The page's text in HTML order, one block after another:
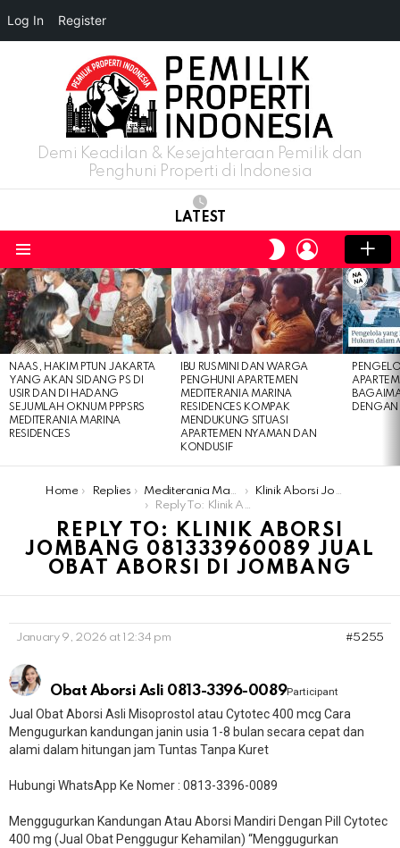
Demi Keadilan & Kesejahteraan Pemilik dan
Penghuni Properti di Indonesia
LATEST
SWITCH
SKIN
LOGIN
LATEST
STORIES
NAAS, HAKIM PTUN JAKARTA
YANG AKAN SIDANG PS DI
USIR DAN DI HADANG
SEJUMLAH OKNUM PPPSRS
MEDITERANIA MARINA
RESIDENCES
IBU RUSMINI DAN WARGA
PENGHUNI APARTEMEN
MEDITERANIA MARINA
RESIDENCES KOMPAK
MENDUKUNG SITUASI
APARTEMEN NYAMAN DAN
KONDUSIF
DENGAN
You are here:
Home Replies Mediterania Marina Residences
Klinik Aborsi Jombang 081333960089 Jual Obat Aborsi Di Jombang
Reply To: Klinik Aborsi Jombang 081333960089 Jual Obat Aborsi Di Jombang
REPLY TO: KLINIK ABORSI
JOMBANG 081333960089 JUAL
OBAT ABORSI DI JOMBANG
January 9, 2026 at 12:34 pm #5255
Obat Aborsi Asli 0813-3396-0089Participant
Jual Obat Aborsi Asli Misoprostol atau Cytotec 400 mcg Cara
Mengugurkan kandungan janin usia 1-8 bulan secara cepat dan
alami dalam hitungan jam Tuntas Tanpa Kuret
Hubungi WhatsApp Ke Nomer : 0813-3396-0089​
Menggugurkan Kandungan Atau Aborsi Mandiri Dengan Pill Cytotec
400 mg (Jual Obat Penggugur Kehamilan) “Menggugurkan
Log In Register